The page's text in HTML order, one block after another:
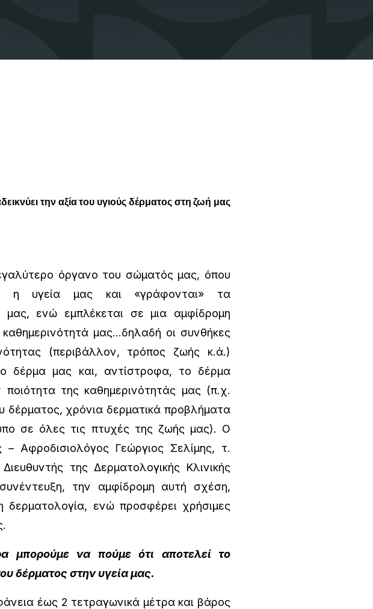
την αξία του υγιούς δέρματος στη ζωή μας
όργανο του σώματός μας, όπου
η υγεία μας και «γράφονται» τα
μας, ενώ εμπλέκεται σε μια αμφίδρομη
μας…δηλαδή οι συνθήκες
(περιβάλλον, τρόπος ζωής κ.ά.)
δέρμα μας και, αντίστροφα, το δέρμα
ποιότητα της καθημερινότητάς μας (π.χ.
δέρματος, χρόνια δερματικά προβλήματα
σε όλες τις πτυχές της ζωής μας). Ο
– Αφροδισιολόγος Γεώργιος Σελίμης, τ.
της Δερματολογικής Κλινικής
την αμφίδρομη αυτή σχέση,
ενώ προσφέρει χρήσιμες
μπορούμε να πούμε ότι αποτελεί το
δέρματος στην υγεία μας.
έως 2 τετραγωνικά μέτρα και βάρος